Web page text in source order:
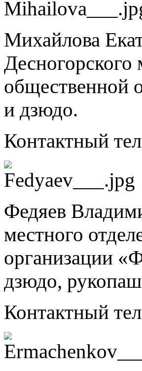
Михайлова
Десногорского
общественной
и дзюдо.
Контактный
Федяев
местного
организации
дзюдо,
Контактный